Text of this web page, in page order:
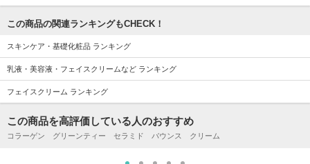
この商品の関連ランキングもCHECK！
スキンケア・基礎化粧品 ランキング
乳液・美容液・フェイスクリームなど ランキング
フェイスクリーム ランキング
この商品を高評価している人のおすすめ
コラーゲン グリーンティー セラミド バウンス クリーム